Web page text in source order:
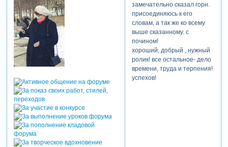
замечательно сказал горн.
присоединяюсь к его
словам, а так же ко всему
выше сказанному. с
почином!
хороший, добрый , нужный
ролик! все остальное- дело
времени, труда и терпения!
успехов!